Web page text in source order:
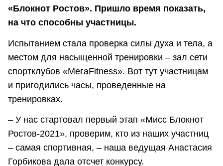
«Блокнот Ростов». Пришло время показать,
на что способны участницы.
Испытанием стала проверка силы духа и тела, а
местом для насыщенной тренировки – зал сети
спортклубов «МегаFitness». Вот тут участницам
и пригодились часы, проведенные на
тренировках.
– У нас стартовал первый этап «Мисс Блокнот
Ростов-2021», проверим, кто из наших участниц
– самая спортивная, – наша ведущая Анастасия
Горбикова дала отсчет конкурсу.